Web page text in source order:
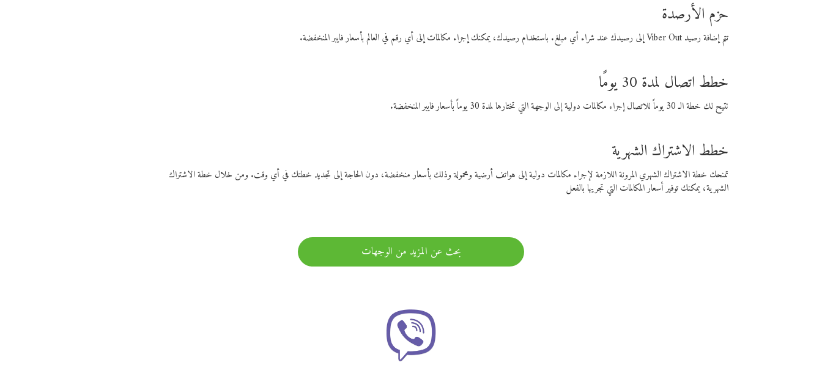
حزم الأرصدة
تتم إضافة رصيد Viber Out إلى رصيدك عند شراء أي مبلغ. باستخدام رصيدك، يمكنك إجراء مكالمات إلى أي رقم في العالم بأسعار فايبر المنخفضة.
خطط اتصال لمدة 30 يومًا
تتيح لك خطة الـ 30 يوماً للاتصال إجراء مكالمات دولية إلى الوجهة التي تختارها لمدة 30 يوماً بأسعار فايبر المنخفضة.
خطط الاشتراك الشهرية
تمنحك خطة الاشتراك الشهري المرونة اللازمة لإجراء مكالمات دولية إلى هواتف أرضية ومحمولة وذلك بأسعار منخفضة، دون الحاجة إلى تجديد خطتك في أي وقت. ومن خلال خطة الاشتراك
الشهرية، يمكنك توفير أسعار المكالمات التي تجريها بالفعل
بحث عن المزيد من الوجهات